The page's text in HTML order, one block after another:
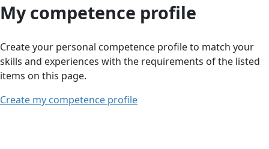
My competence profile
Create your personal competence profile to match your
skills and experiences with the requirements of the listed
items on this page.
Create my competence profile